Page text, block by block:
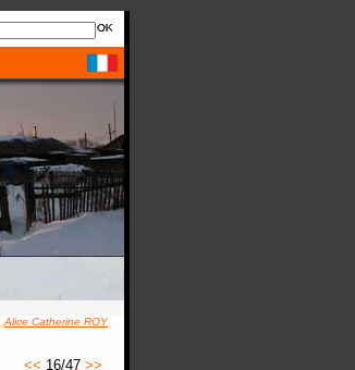
Alice Catherine ROY
<< 16/47 >>